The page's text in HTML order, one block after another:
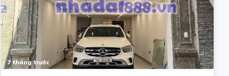
7 tháng trước